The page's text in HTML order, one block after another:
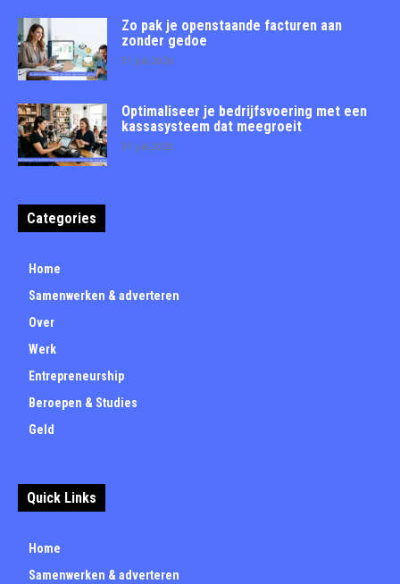
Zo pak je openstaande facturen aan
zonder gedoe
31 juli 2026
Optimaliseer je bedrijfsvoering met een
kassasysteem dat meegroeit
31 juli 2026
Categories
Home
Samenwerken & adverteren
Over
Werk
Entrepreneurship
Beroepen & Studies
Geld
Quick Links
Home
Samenwerken & adverteren